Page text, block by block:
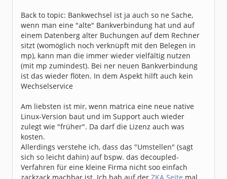
Back to topic: Bankwechsel ist ja auch so ne Sache,
wenn man eine "alte" Bankverbindung hat und auf
einem Datenberg alter Buchungen auf dem Rechner
sitzt (womöglich noch verknüpft mit den Belegen in
mp), kann man die immer wieder vielfältig nutzen
(mit mp zumindest). Bei ner neuen Bankverbindung
ist das wieder flöten. In dem Aspekt hilft auch kein
Wechselservice
Am liebsten ist mir, wenn matrica eine neue native
Linux-Version baut und im Support auch wieder
zulegt wie "früher". Da darf die Lizenz auch was
kosten.
Allerdings verstehe ich, dass das "Umstellen" (sagt
sich so leicht dahin) auf bspw. das decoupled-
Verfahren für eine kleine Firma nicht soo einfach